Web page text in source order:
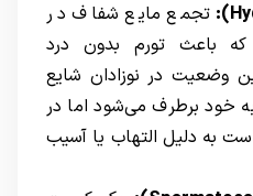
: تجمع مایع شفاف در
باعث تورم بدون درد
وضعیت در نوزادان شایع
خود برطرف می‌شود اما در
به دلیل التهاب یا آسیب